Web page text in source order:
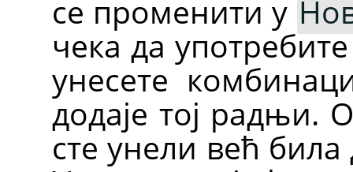
се променити у
чека да
унесете
додаје тој радњи.
сте унели већ